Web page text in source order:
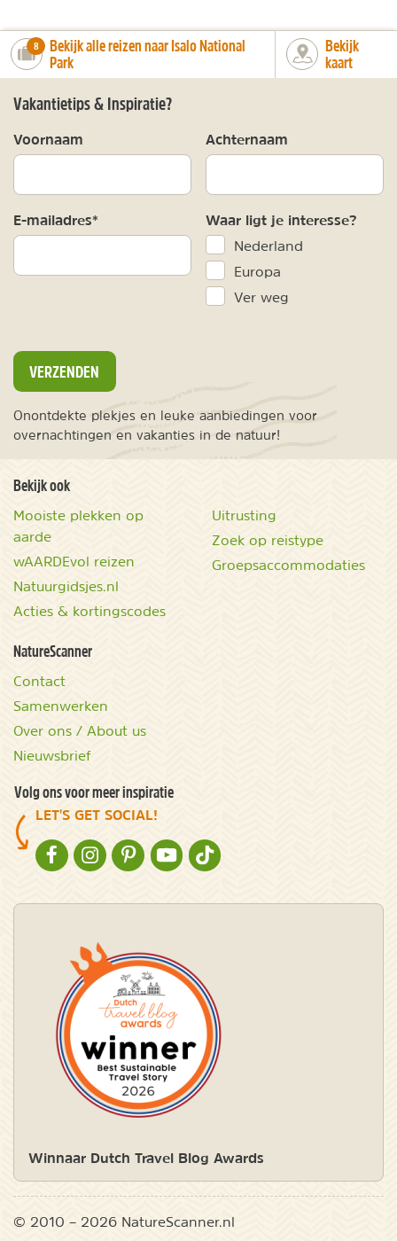
number_of_trips:
8
Bekijk alle reizen naar Isalo National
Park
Bekijk
kaart
Vakantietips & Inspiratie?
Voornaam Achternaam
E-mailadres* Waar ligt je interesse?
Nederland
Europa
Ver weg
VERZENDEN
Onontdekte plekjes en leuke aanbiedingen voor
overnachtingen en vakanties in de natuur!
Bekijk ook
Mooiste plekken op
aarde
wAARDEvol reizen
Natuurgidsjes.nl
Acties & kortingscodes
Uitrusting
Zoek op reistype
Groepsaccommodaties
NatureScanner
Contact
Samenwerken
Over ons / About us
Nieuwsbrief
Volg ons voor meer inspiratie
LET'S GET SOCIAL!
NATURESCANNER OP FACEBOOK
NATURESCANNER OP INSTAGRAM
NATURESCANNER OP PINTEREST
NATURESCANNER OP YOUTUBE
NATURESCANNER OP TIKTOK
Winnaar Dutch Travel Blog Awards
© 2010 – 2026 NatureScanner.nl